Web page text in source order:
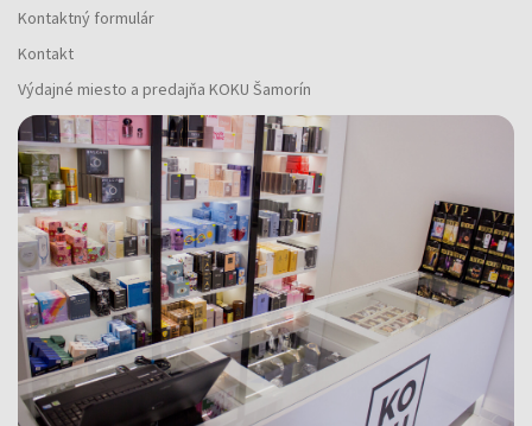
Kontaktný formulár
Kontakt
Výdajné miesto a predajňa KOKU Šamorín